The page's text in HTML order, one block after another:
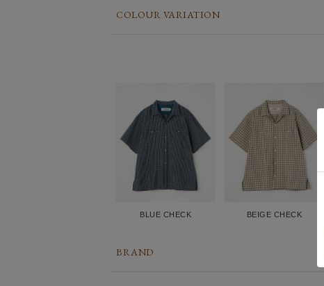
COLOUR VARIATION
BLUE CHECK BEIGE CHECK
BRAND